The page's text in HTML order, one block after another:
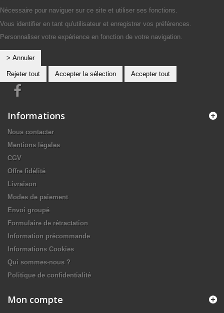
Nécessaire pour naviguer sur ce site et utiliser ses fonctions.
Vous identifier en tant qu'utilisateur et enregistrer vos préférences.
Personnaliser votre expérience en fonction de votre navigation.
> Annuler
Rejeter tout Accepter la sélection Accepter tout
Informations
Nous contacter
Mentions légales
CGV
Offre fidélité
Livraison
Modes de paiement
Envoi groupé
Formulaire de rétractation
Information précommande
Informations Cookies
Qui sommes-nous ?
Politique de confidentialité
Mon compte